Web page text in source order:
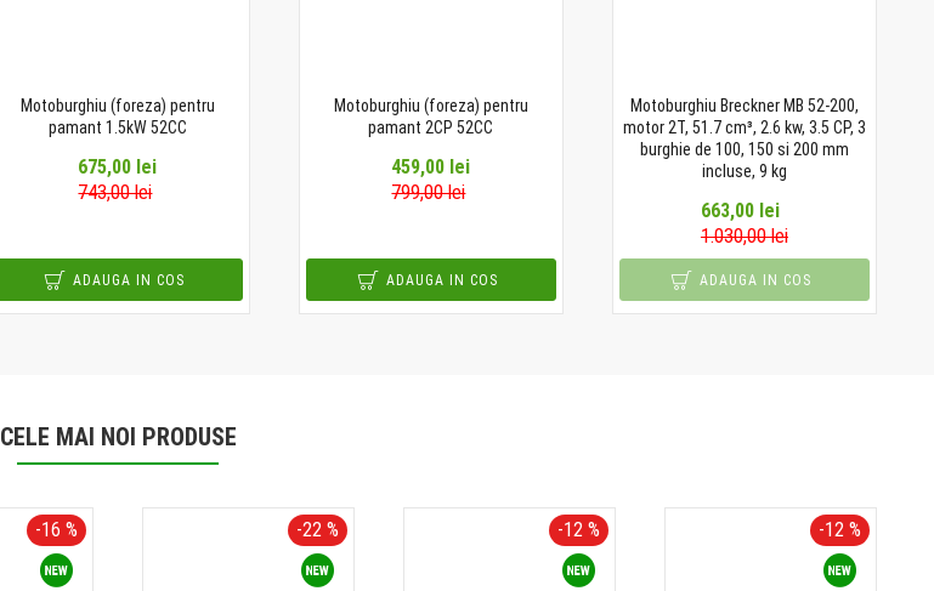
Motoburghiu (foreza) pentru
pamant 1.5kW 52CC
675,00 lei
743,00 lei
ADAUGA IN COS
Motoburghiu (foreza) pentru
pamant 2CP 52CC
459,00 lei
799,00 lei
ADAUGA IN COS
Motoburghiu Breckner MB 52-200,
motor 2T, 51.7 cm³, 2.6 kw, 3.5 CP, 3
burghie de 100, 150 si 200 mm
incluse, 9 kg
663,00 lei
1.030,00 lei
ADAUGA IN COS
CELE MAI NOI PRODUSE
-16 % -22 % -12 % -12 %